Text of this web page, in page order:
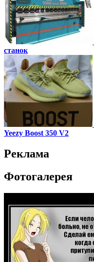
станок
Yeezy Boost 350 V2
Реклама
Фотогалерея